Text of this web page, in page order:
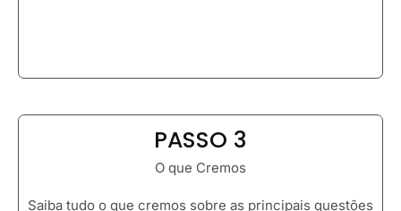
PASSO 3
O que Cremos
Saiba tudo o que cremos sobre as principais questões